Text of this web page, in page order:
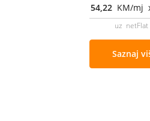
54,22 KM/mj
uz netFlat
Saznaj